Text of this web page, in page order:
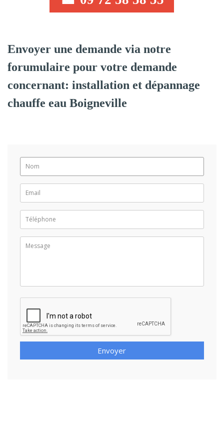
Envoyer une demande via notre
forumulaire pour votre demande
concernant: installation et dépannage
chauffe eau Boigneville
Envoyer